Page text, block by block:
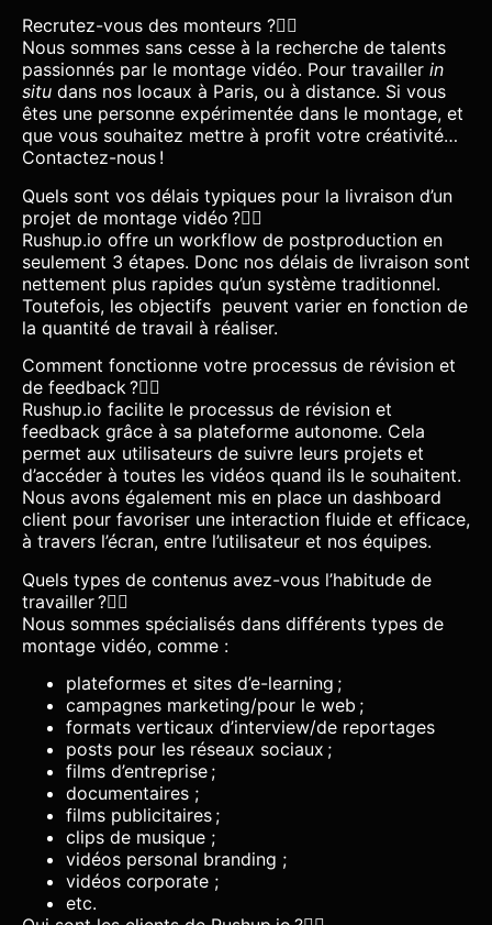
Recrutez-vous des monteurs ?
Nous sommes sans cesse à la recherche de talents
passionnés par le montage vidéo. Pour travailler in
situ dans nos locaux à Paris, ou à distance. Si vous
êtes une personne expérimentée dans le montage, et
que vous souhaitez mettre à profit votre créativité…
Contactez-nous !
Quels sont vos délais typiques pour la livraison d’un
projet de montage vidéo ?
Rushup.io offre un workflow de postproduction en
seulement 3 étapes. Donc nos délais de livraison sont
nettement plus rapides qu’un système traditionnel.
Toutefois, les objectifs peuvent varier en fonction de
la quantité de travail à réaliser.
Comment fonctionne votre processus de révision et
de feedback ?
Rushup.io facilite le processus de révision et
feedback grâce à sa plateforme autonome. Cela
permet aux utilisateurs de suivre leurs projets et
d’accéder à toutes les vidéos quand ils le souhaitent.
Nous avons également mis en place un dashboard
client pour favoriser une interaction fluide et efficace,
à travers l’écran, entre l’utilisateur et nos équipes.
Quels types de contenus avez-vous l’habitude de
travailler ?
Nous sommes spécialisés dans différents types de
montage vidéo, comme :
plateformes et sites d’e-learning ;
campagnes marketing/pour le web ;
formats verticaux d’interview/de reportages
posts pour les réseaux sociaux ;
films d’entreprise ;
documentaires ;
films publicitaires ;
clips de musique ;
vidéos personal branding ;
vidéos corporate ;
etc.